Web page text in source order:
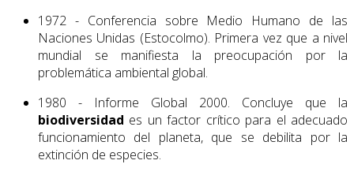
1972 - Conferencia sobre Medio Humano de las
Naciones Unidas (Estocolmo). Primera vez que a nivel
mundial se manifiesta la preocupación por la
problemática ambiental global.
1980 - Informe Global 2000. Concluye que la
biodiversidad es un factor crítico para el adecuado
funcionamiento del planeta, que se debilita por la
extinción de especies.